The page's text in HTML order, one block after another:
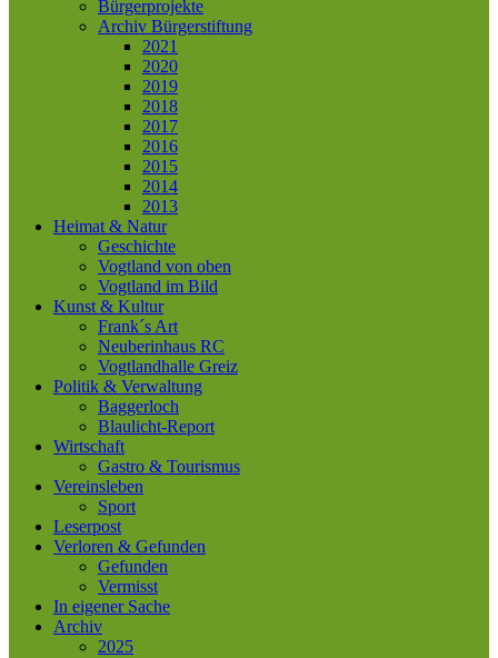
Bürgerprojekte
Archiv Bürgerstiftung
2021
2020
2019
2018
2017
2016
2015
2014
2013
Heimat & Natur
Geschichte
Vogtland von oben
Vogtland im Bild
Kunst & Kultur
Frank´s Art
Neuberinhaus RC
Vogtlandhalle Greiz
Politik & Verwaltung
Baggerloch
Blaulicht-Report
Wirtschaft
Gastro & Tourismus
Vereinsleben
Sport
Leserpost
Verloren & Gefunden
Gefunden
Vermisst
In eigener Sache
Archiv
2025